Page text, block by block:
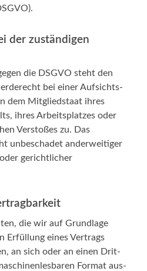
der zuständigen
die DSGVO steht den
bei einer Auf­sichts­
dem Mit­glied­staat ihres
ihres Arbeits­plat­zes oder
Ver­sto­ßes zu. Das
unbe­scha­det ander­wei­ti­ger
gericht­li­cher
die wir auf Grund­la­ge
Erfül­lung eines Ver­trags
an sich oder an einen Drit­
For­mat aus­